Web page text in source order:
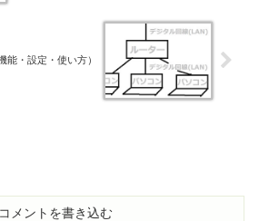
能・設定・使い方）
コメントを書き込む